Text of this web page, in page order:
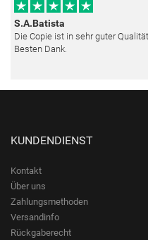
S.A.Batista
Die Copie ist in sehr guter Qualität. Sehr zufrieden. Schnelle
Besten Dank.
KUNDENDIENST
Kontakt
Über uns
Zahlungsmethoden
Versandinfo
Rückgaberecht